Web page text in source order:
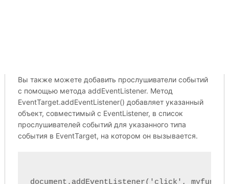
Вы также можете добавить прослушиватели событий
с помощью метода addEventListener. Метод
EventTarget.addEventListener() добавляет указанный
объект, совместимый с EventListener, в список
прослушивателей событий для указанного типа
события в EventTarget, на котором он вызывается.